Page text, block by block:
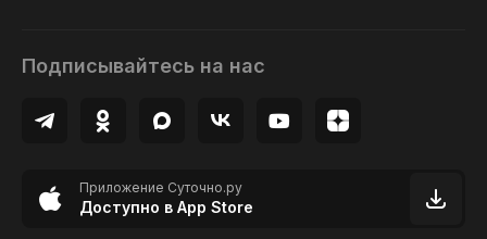
Подписывайтесь на нас
Приложение Суточно.ру
Доступно в App Store